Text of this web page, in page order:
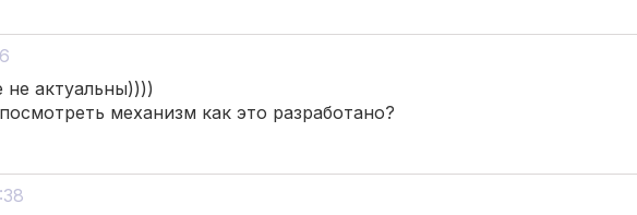
актуальны))))
механизм как это разработано?